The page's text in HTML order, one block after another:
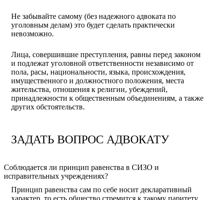
Не забывайте самому (без надежного адвоката по
уголовным делам) это будет сделать практически
невозможно.
Лица, совершившие преступления, равны перед законом
и подлежат уголовной ответственности независимо от
пола, расы, национальности, языка, происхождения,
имущественного и должностного положения, места
жительства, отношения к религии, убеждений,
принадлежности к общественным объединениям, а также
других обстоятельств.
ЗАДАТЬ ВОПРОС АДВОКАТУ
Соблюдается ли принцип равенства в СИЗО и
исправительных учреждениях?
Принцип равенства сам по себе носит декларативный
характер, то есть общество стремится к такому паритету.